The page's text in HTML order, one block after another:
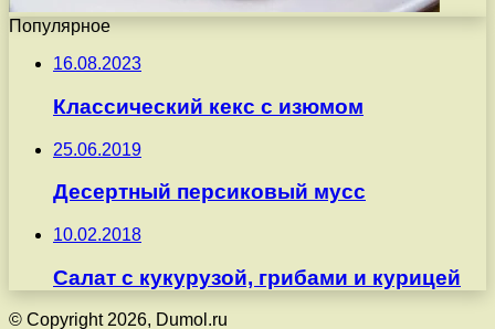
Популярное
16.08.2023
Классический кекс с изюмом
25.06.2019
Десертный персиковый мусс
10.02.2018
Салат с кукурузой, грибами и курицей
© Copyright 2026, Dumol.ru